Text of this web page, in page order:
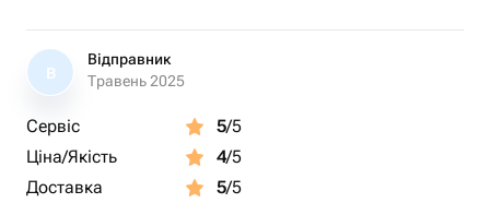
В
Відправник
Травень 2025
Сервіс 5/5
Ціна/Якість
4/5
Доставка
5/5